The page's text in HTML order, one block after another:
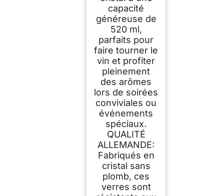
capacité
généreuse de
520 ml,
parfaits pour
faire tourner le
vin et profiter
pleinement
des arômes
lors de soirées
conviviales ou
événements
spéciaux.
QUALITÉ
ALLEMANDE:
Fabriqués en
cristal sans
plomb, ces
verres sont